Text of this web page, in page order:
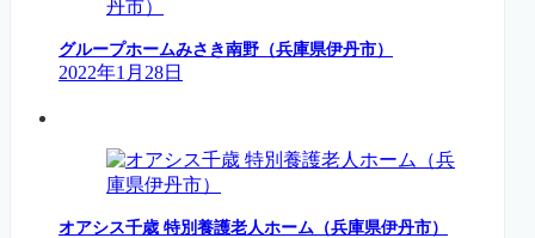
グループホームみさき南野（兵庫県伊丹市）
2022年1月28日
オアシス千歳 特別養護老人ホーム（兵庫県伊丹市）